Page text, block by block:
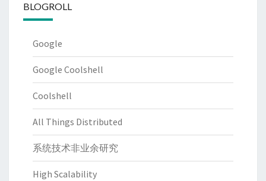
BLOGROLL
Google
Google Coolshell
Coolshell
All Things Distributed
系统技术非业余研究
High Scalability